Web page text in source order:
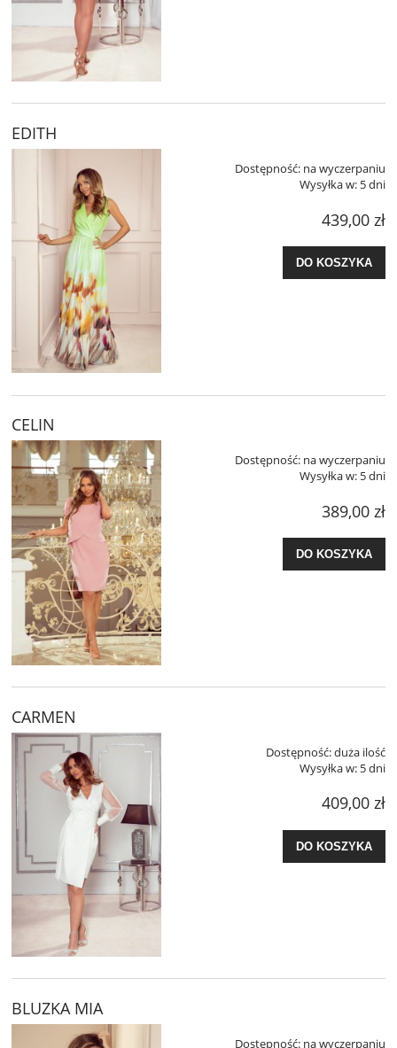
EDITH
Dostępność: na wyczerpaniu
Wysyłka w: 5 dni
439,00 zł
DO KOSZYKA
CELIN
Dostępność: na wyczerpaniu
Wysyłka w: 5 dni
389,00 zł
DO KOSZYKA
CARMEN
Dostępność:duża ilość
Wysyłka w: 5 dni
409,00 zł
DO KOSZYKA
BLUZKA MIA
Dostępność: na wyczerpaniu